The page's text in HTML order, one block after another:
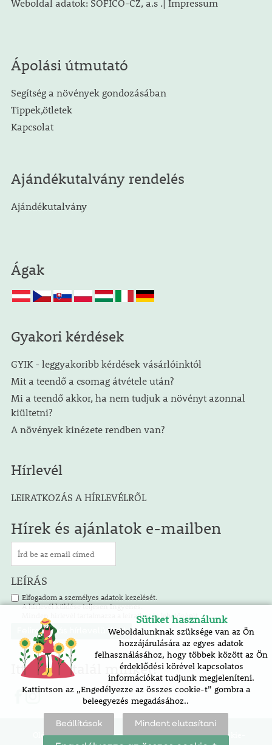
Weboldal adatok: SOFICO-CZ, a.s .| Impressum
Ápolási útmutató
Segítség a növények gondozásában
Tippek,ötletek
Kapcsolat
Ajándékutalvány rendelés
Ajándékutalvány
Ágak
Gyakori kérdések
GYIK - leggyakoribb kérdések vásárlóinktól
Mit a teendő a csomag átvétele után?
Mi a teendő akkor, ha nem tudjuk a növényt azonnal
kiültetni?
A növények kinézete rendben van?
Hírlevél
LEIRATKOZÁS A HÍRLEVÉLRŐL
Hírek és ajánlatok e-mailben
LEÍRÁS
Elfogadom a személyes adatok kezelését.
A hírlevél küldése teljesen ingyenes.
Minden hírlevél tartalmazza a leiratkozás lehetőségét.
Itt is megtalál minket!
Oldaltérkép | akadálymentesítési nyilatkozat |
cookie-
Sütiket használunk
Weboldalunknak szüksége van az Ön
hozzájárulására az egyes adatok
felhasználásához, hogy többek között az Ön
érdeklődési körével kapcsolatos
információkat tudjunk megjeleníteni.
Kattintson az „Engedélyezze az összes cookie-t” gombra a
beleegyezés megadásához..
Beállítások Mindent elutasítani